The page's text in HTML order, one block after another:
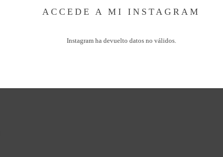
ACCEDE A MI INSTAGRAM
Instagram ha devuelto datos no válidos.